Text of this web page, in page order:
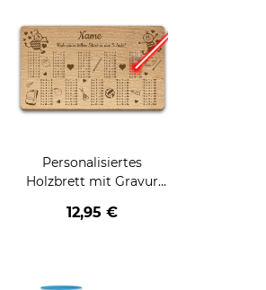
Personalisiertes
Holzbrett mit Gravur
verschiedene Motive
12,95 €